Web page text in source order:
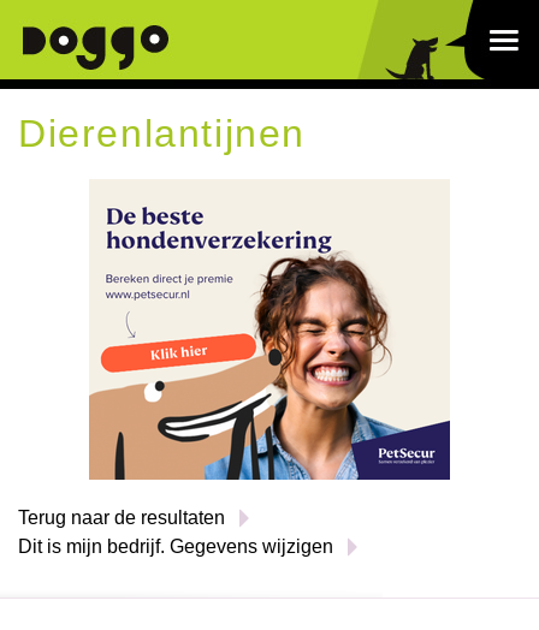
Dierenlantijnen
Terug naar de resultaten
Dit is mijn bedrijf. Gegevens wijzigen